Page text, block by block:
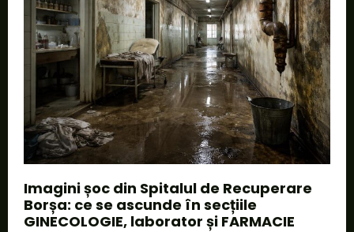
Imagini șoc din Spitalul de Recuperare
Borșa: ce se ascunde în secțiile
GINECOLOGIE, laborator și FARMACIE